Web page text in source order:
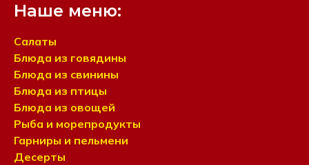
Наше меню:
Салаты
Блюда из говядины
Блюда из свинины
Блюда из птицы
Блюда из овощей
Рыба и морепродукты
Гарниры и пельмени
Десерты